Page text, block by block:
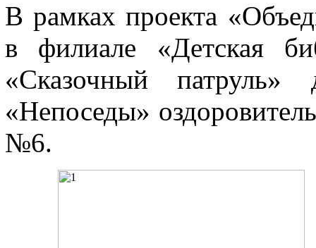
В рамках проекта
в филиале «Детская
«Сказочный
«Непоседы»
№6.